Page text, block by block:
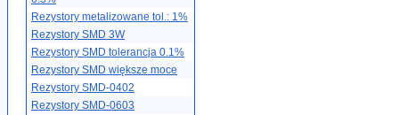
Rezystory metalizowane tol.: 1%
Rezystory SMD 3W
Rezystory SMD tolerancja 0.1%
Rezystory SMD większe moce
Rezystory SMD-0402
Rezystory SMD-0603